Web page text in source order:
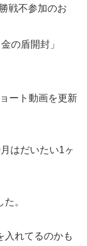
戦不参加のお
の盾開封」
ート動画を更新
はだいたい1ヶ
。
入れてるのかも